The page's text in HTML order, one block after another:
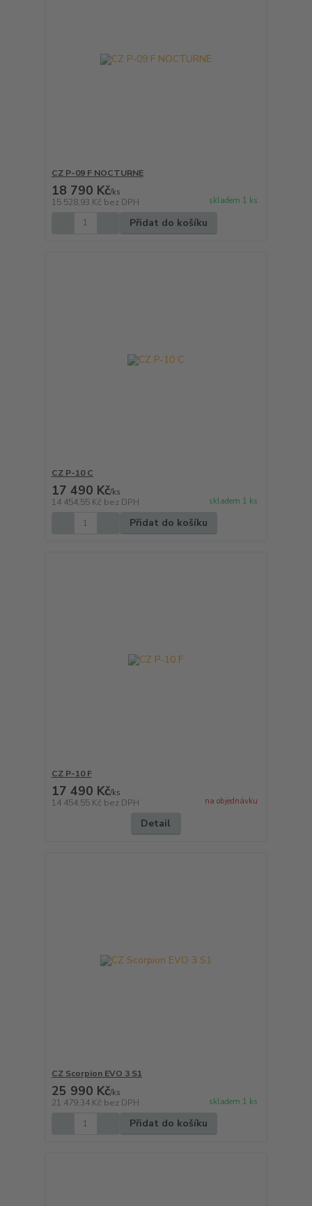
CZ P-09 F NOCTURNE
18 790 Kč/ks
15 528,93 Kč bez DPH skladem 1 ks
Přidat do košíku
CZ P-10 C
17 490 Kč/ks
14 454,55 Kč bez DPH skladem 1 ks
Přidat do košíku
CZ P-10 F
17 490 Kč/ks
14 454,55 Kč bez DPH na objednávku
Detail
CZ Scorpion EVO 3 S1
25 990 Kč/ks
21 479,34 Kč bez DPH skladem 1 ks
Přidat do košíku